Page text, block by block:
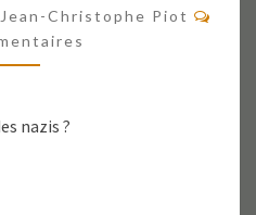
DES
TANKS
:
Jean-Christophe Piot
nazis ?